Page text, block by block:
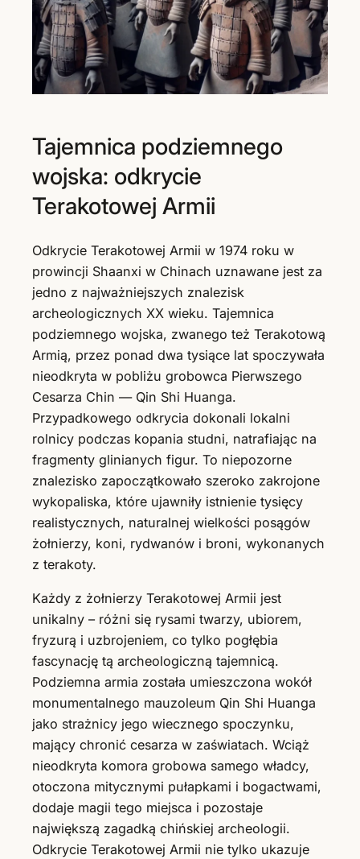
Tajemnica podziemnego
wojska: odkrycie
Terakotowej Armii
Odkrycie Terakotowej Armii w 1974 roku w
prowincji Shaanxi w Chinach uznawane jest za
jedno z najważniejszych znalezisk
archeologicznych XX wieku. Tajemnica
podziemnego wojska, zwanego też Terakotową
Armią, przez ponad dwa tysiące lat spoczywała
nieodkryta w pobliżu grobowca Pierwszego
Cesarza Chin — Qin Shi Huanga.
Przypadkowego odkrycia dokonali lokalni
rolnicy podczas kopania studni, natrafiając na
fragmenty glinianych figur. To niepozorne
znalezisko zapoczątkowało szeroko zakrojone
wykopaliska, które ujawniły istnienie tysięcy
realistycznych, naturalnej wielkości posągów
żołnierzy, koni, rydwanów i broni, wykonanych
z terakoty.
Każdy z żołnierzy Terakotowej Armii jest
unikalny – różni się rysami twarzy, ubiorem,
fryzurą i uzbrojeniem, co tylko pogłębia
fascynację tą archeologiczną tajemnicą.
Podziemna armia została umieszczona wokół
monumentalnego mauzoleum Qin Shi Huanga
jako strażnicy jego wiecznego spoczynku,
mający chronić cesarza w zaświatach. Wciąż
nieodkryta komora grobowa samego władcy,
otoczona mitycznymi pułapkami i bogactwami,
dodaje magii tego miejsca i pozostaje
największą zagadką chińskiej archeologii.
Odkrycie Terakotowej Armii nie tylko ukazuje